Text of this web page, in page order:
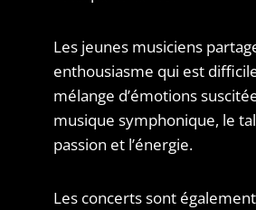
Les jeunes musiciens
enthousiasme qui est
mélange d’émotions
musique symphonique, le
passion et l’énergie.
Les concerts sont également